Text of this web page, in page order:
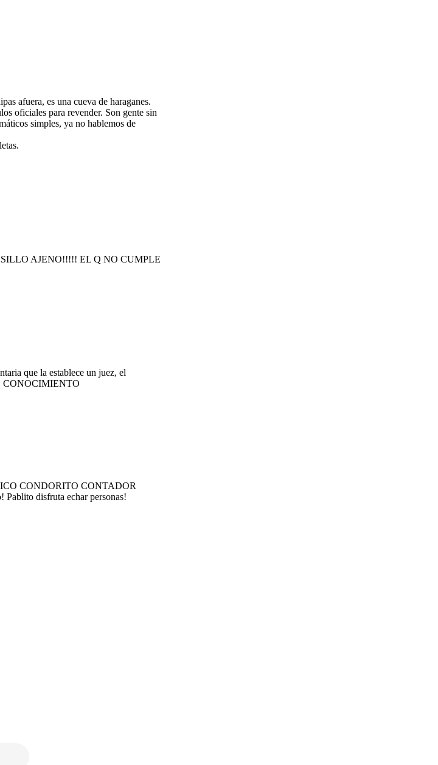
afuera, es una cueva de haraganes.
oficiales para revender. Son gente sin
simples, ya no hablemos de
AJENO!!!!! EL Q NO CUMPLE
que la establece un juez, el
CONOCIMIENTO
CONDORITO CONTADOR
disfruta echar personas!